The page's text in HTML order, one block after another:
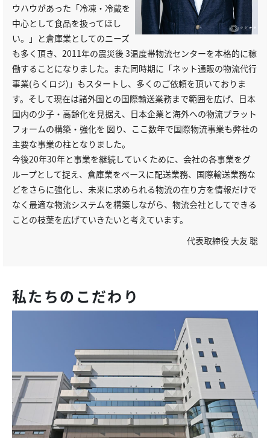
ウハウがあった「冷凍・冷蔵を
中心として食品を扱ってほし
い。」と倉庫業としてのニーズ
も多く頂き、2011年の震災後 3温度帯物流センターを本格的に稼
働することになりました。また同時期に「ネット通販の物流代行
事業(らくロジ)」もスタートし、多くのご依頼を頂いておりま
す。そして現在は諸外国との国際輸送業務まで範囲を広げ、日本
国内の少子・高齢化を見据え、日本企業と海外への物流プラット
フォームの構築・強化を 図り、ここ数年で国際物流事業も弊社の
主要な事業の柱となりました。
今後20年30年と事業を継続していくために、会社の各事業をグ
ループとして捉え、倉庫業をベースに配送業務、国際輸送業務な
どをさらに強化し、未来に求められる物流の在り方を情報だけで
なく最適な物流システムを構築しながら、物流会社としてできる
ことの枝葉を広げていきたいと考えています。
代表取締役 大友 聡
私たちのこだわり